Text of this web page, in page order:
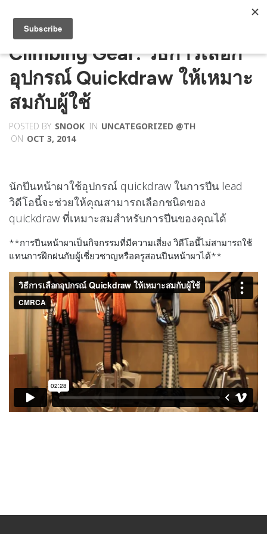
Climbing Gear: วิธีการเลือก
อุปกรณ์ Quickdraw ให้เหมาะ
สมกับผู้ใช้
POSTED BY SNOOK IN UNCATEGORIZED @TH
ON OCT 3, 2014
นักปีนหน้าผาใช้อุปกรณ์ quickdraw ในการปีน lead
วิดีโอนี้จะช่วยให้คุณสามารถเลือกชนิดของ
quickdraw ที่เหมาะสมสำหรับการปีนของคุณได้
**การปีนหน้าผาเป็นกิจกรรมที่มีความเสี่ยง วิดีโอนี้ไม่สามารถใช้
แทนการฝึกฝนกับผู้เช­ี่ยวชาญหรือครูสอนปีนหน้าผาได้**